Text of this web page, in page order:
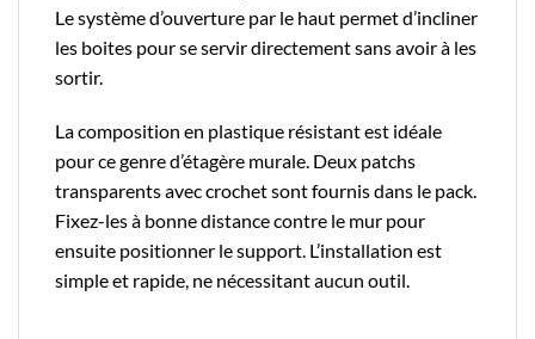
Le système d’ouverture par le haut permet d’incliner
les boites pour se servir directement sans avoir à les
sortir.
La composition en plastique résistant est idéale
pour ce genre d’étagère murale. Deux patchs
transparents avec crochet sont fournis dans le pack.
Fixez-les à bonne distance contre le mur pour
ensuite positionner le support. L’installation est
simple et rapide, ne nécessitant aucun outil.